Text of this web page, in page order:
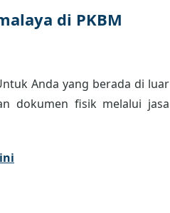
di PKBM
Anda yang berada di luar
dokumen fisik melalui jasa